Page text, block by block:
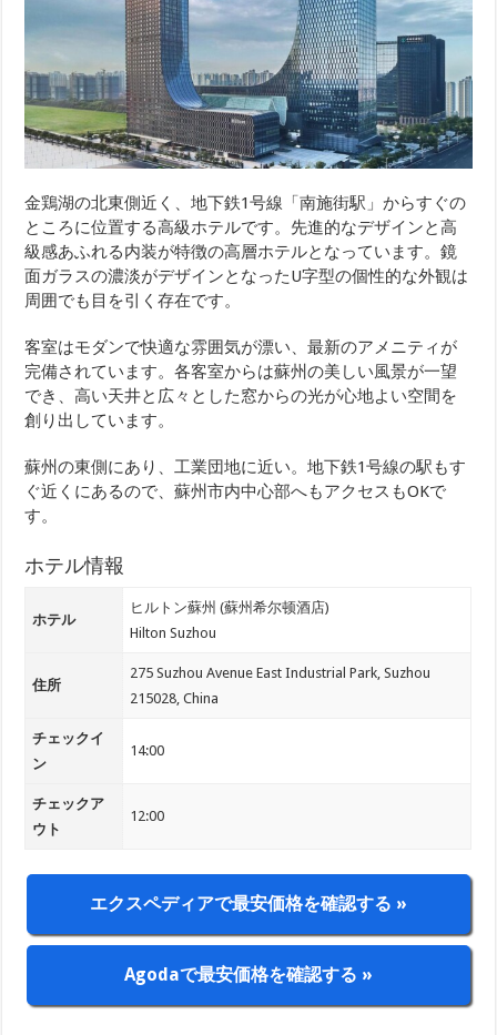
金鶏湖の北東側近く、地下鉄1号線「南施街駅」からすぐの
ところに位置する高級ホテルです。先進的なデザインと高
級感あふれる内装が特徴の高層ホテルとなっています。鏡
面ガラスの濃淡がデザインとなったU字型の個性的な外観は
周囲でも目を引く存在です。
客室はモダンで快適な雰囲気が漂い、最新のアメニティが
完備されています。各客室からは蘇州の美しい風景が一望
でき、高い天井と広々とした窓からの光が心地よい空間を
創り出しています。
蘇州の東側にあり、工業団地に近い。地下鉄1号線の駅もす
ぐ近くにあるので、蘇州市内中心部へもアクセスもOKで
す。
ホテル情報
ホテル
ヒルトン蘇州 (蘇州希尔顿酒店)
Hilton Suzhou
住所
275 Suzhou Avenue East Industrial Park, Suzhou
215028, China
チェックイ
ン
14:00
チェックア
ウト
12:00
エクスペディアで最安価格を確認する »
Agodaで最安価格を確認する »